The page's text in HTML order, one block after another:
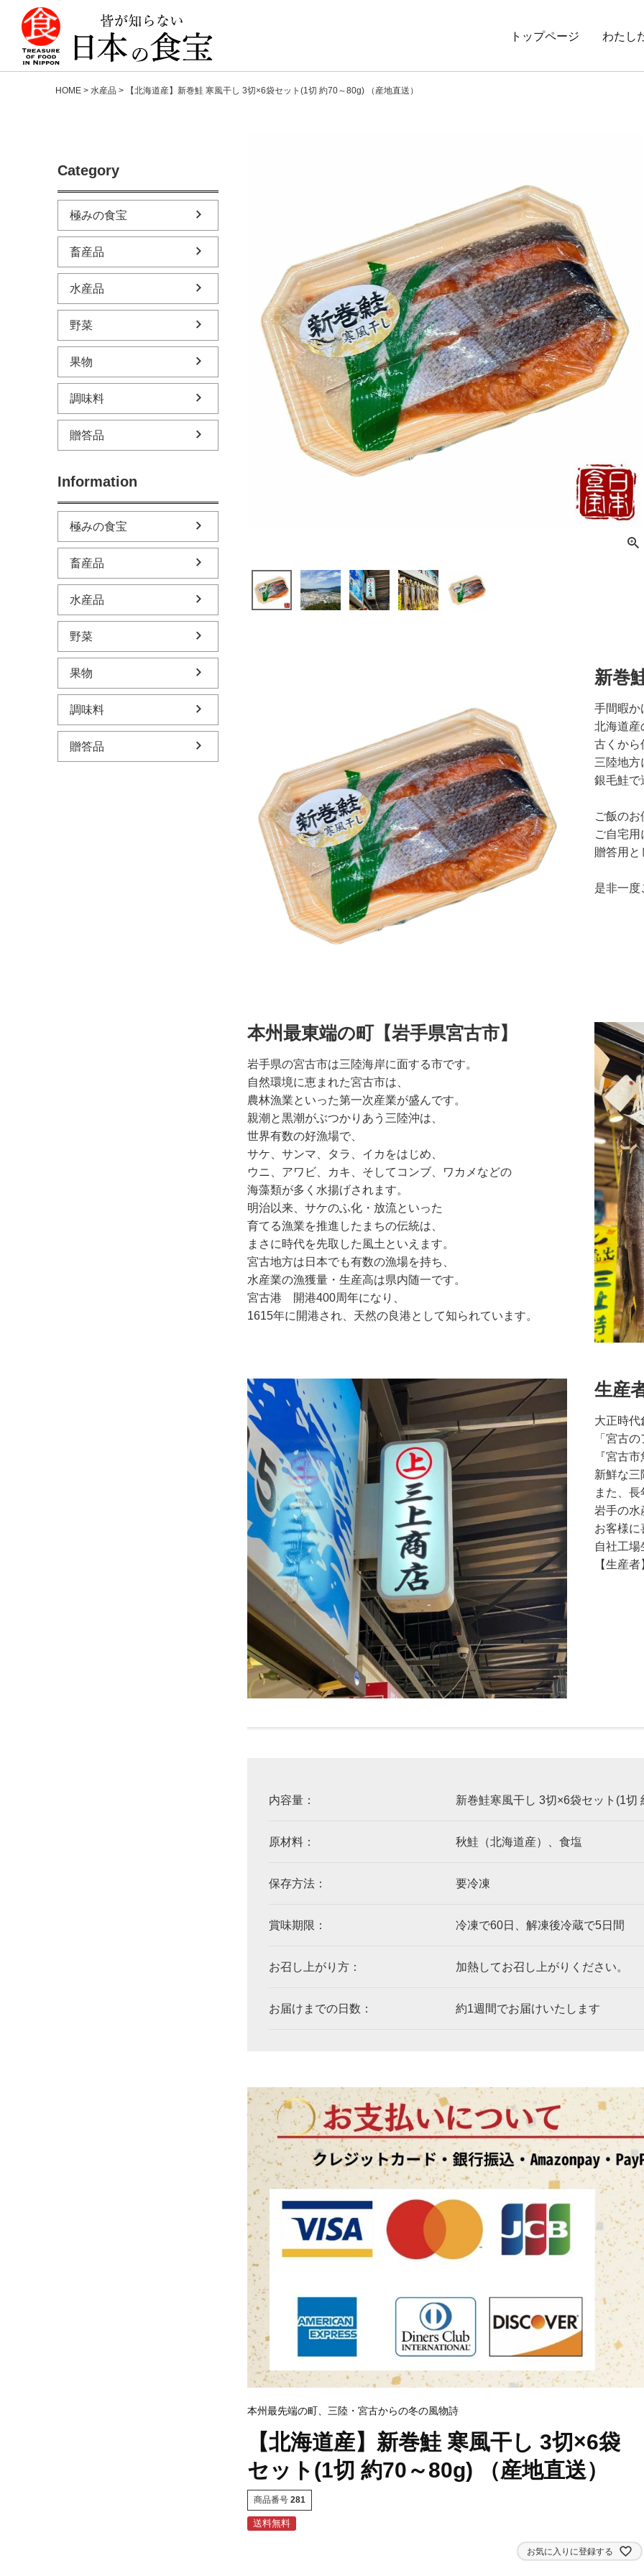
トップページ わたし
HOME 水産品 【北海道産】新巻鮭 寒風干し 3切×6袋セット(1切 約70～80g) （産地直送）
Category
極みの食宝
畜産品
水産品
野菜
果物
調味料
贈答品
Information
極みの食宝
畜産品
水産品
野菜
果物
調味料
贈答品
新巻
手間暇か
北海道産
古くから
三陸地方
銀毛鮭で
ご飯のお
ご自宅用
贈答用と
是非一度
本州最東端の町【岩手県宮古市】
岩手県の宮古市は三陸海岸に面する市です。
自然環境に恵まれた宮古市は、
農林漁業といった第一次産業が盛んです。
親潮と黒潮がぶつかりあう三陸沖は、
世界有数の好漁場で、
サケ、サンマ、タラ、イカをはじめ、
ウニ、アワビ、カキ、そしてコンブ、ワカメなどの
海藻類が多く水揚げされます。
明治以来、サケのふ化・放流といった
育てる漁業を推進したまちの伝統は、
まさに時代を先取した風土といえます。
宮古地方は日本でも有数の漁場を持ち、
水産業の漁獲量・生産高は県内随一です。
宮古港 開港400周年になり、
1615年に開港され、天然の良港として知られています。
生産
大正時代
「宮古
『宮古
新鮮な三
また、長
岩手の水
お客様に
自社工場
【生産
内容量： 新巻鮭寒風干し 3切×6袋セット(1切
原材料： 秋鮭（北海道産）、食塩
保存方法： 要冷凍
賞味期限： 冷凍で60日、解凍後冷蔵で5日間
お召し上がり方： 加熱してお召し上がりください。
お届けまでの日数： 約1週間でお届けいたします
本州最先端の町、三陸・宮古からの冬の風物詩
【北海道産】新巻鮭 寒風干し 3切×6袋
セット(1切 約70～80g) （産地直送）
商品番号 281
送料無料
お気に入りに登録する